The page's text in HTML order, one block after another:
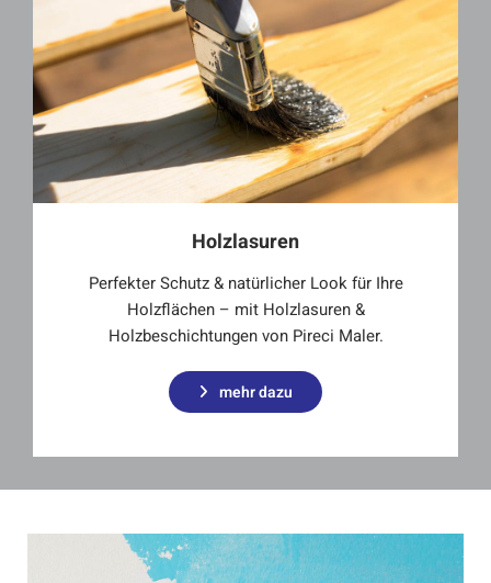
Holzlasuren
Perfekter Schutz & natürlicher Look für Ihre
Holzflächen – mit Holzlasuren &
Holzbeschichtungen von Pireci Maler.
mehr dazu